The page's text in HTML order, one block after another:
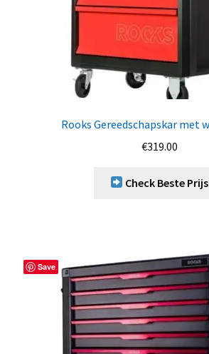
Rooks Gereedschapskar met
€319.00
Check Beste Prijs
Save